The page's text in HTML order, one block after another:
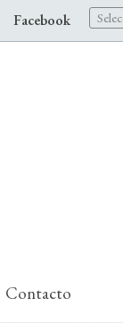
Facebook
Contacto